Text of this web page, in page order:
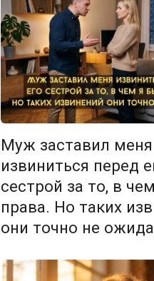
Муж заставил меня
извиниться перед
сестрой за то, в
права. Но таких
они точно не